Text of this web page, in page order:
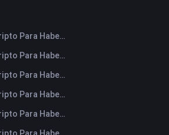
FameEX Bugünkü Kripto Para Haberleri Özeti | 6 Ağustos 2026
FameEX Bugünkü Kripto Para Haberleri Özeti | 5 Ağustos 2026
FameEX Bugünkü Kripto Para Haberleri Özeti | 4 Ağustos 2026
FameEX Bugünkü Kripto Para Haberleri Özeti | 3 Ağustos 2026
FameEX Bugünkü Kripto Para Haberleri Özeti | 31 Temmuz 2026